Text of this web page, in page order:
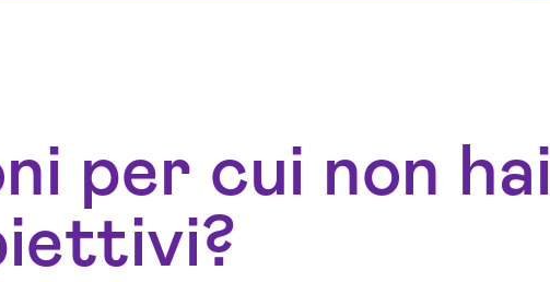
per cui non hai